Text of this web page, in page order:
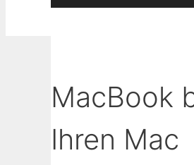
MacBook
Ihren Mac